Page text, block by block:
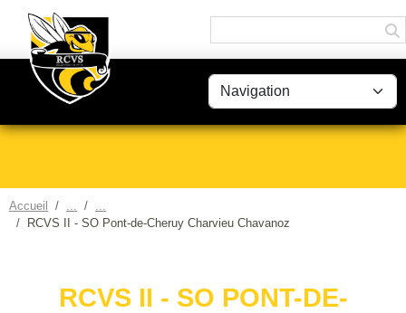
Accueil
RCVS II - SO Pont-de-Cheruy Charvieu Chavanoz
RCVS II - SO PONT-DE-
Panneau de gestion des cookies